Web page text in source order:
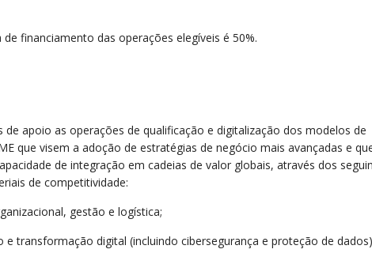
financiamento das operações elegíveis é 50%.
de apoio as operações de qualificação e digitalização dos modelos de
que visem a adoção de estratégias de negócio mais avançadas e
de integração em cadeias de valor globais, através dos
de competitividade:
gestão e logística;
e transformação digital (incluindo cibersegurança e proteção de